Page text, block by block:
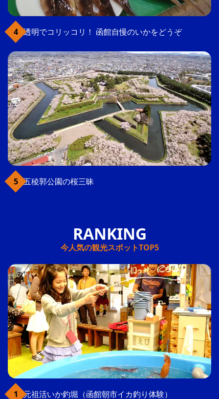
透明でコリッコリ！ 函館自慢のいかをどうぞ
五稜郭公園の桜三昧
今人気の観光スポットTOP5
元祖活いか釣堀（函館朝市イカ釣り体験）